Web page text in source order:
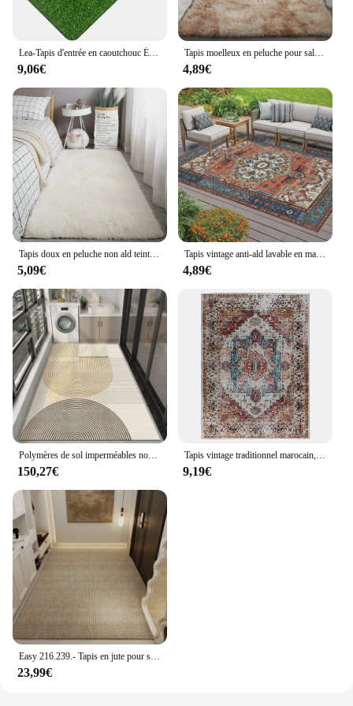
Lea-Tapis d'entrée en caoutchouc Él, entrée extérieure, polymère de sol, entrée avant, vert
9,06€
Tapis moelleux en peluche pour salon, tapis gris pour chambre à coucher, tapis anti-ald, tapis en velours doux, couverture pour chambre d'enfant, décoration d'intérieur
4,89€
Tapis doux en peluche non ald teint en vrac, tapis moelleux, shag flou, tapis de chevet, salon, chambre à coucher
5,09€
Tapis vintage anti-ald lavable en machine, zone extérieure et intérieure, médaillon Boho, salon, chambre à coucher, couloir, entrée
4,89€
Polymères de sol imperméables non ald pour balcon, tapis en cuir PVC, tapis faciles à nettoyer, grande taille, décoration de la maison, adapté à la cuisine
150,27€
Tapis vintage traditionnel marocain, style turc, Doorvirus, polymères coordonnants, cuisine bohème, décor de jardin, tapis HOlea
9,19€
Easy 216.239.- Tapis en jute pour salon, intérieur, extérieur, zone, ferme, cuisine, haut trafic, tapis lavable
23,99€